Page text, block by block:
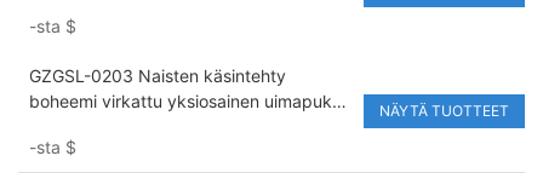
uimamekko virkattu bikini
-sta $
GZGSL-0203 Naisten käsintehty
boheemi virkattu yksiosainen uimapuku,
-sta $
NÄYTÄ TUOTTEET